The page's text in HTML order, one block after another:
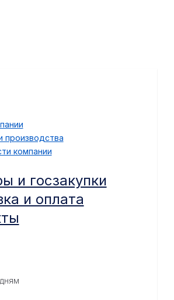
производства
компании
и госзакупки
и оплата